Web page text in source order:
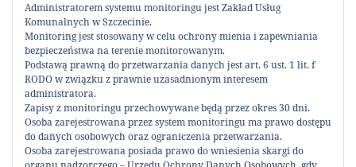
UDOSTĘPNIJ:
Administratorem systemu monitoringu jest Zakład Usług
Komunalnych w Szczecinie.
Monitoring jest stosowany w celu ochrony mienia i zapewniania
bezpieczeństwa na terenie monitorowanym.
Podstawą prawną do przetwarzania danych jest art. 6 ust. 1 lit. f
RODO w związku z prawnie uzasadnionym interesem
administratora.
Zapisy z monitoringu przechowywane będą przez okres 30 dni.
Osoba zarejestrowana przez system monitoringu ma prawo dostępu
do danych osobowych oraz ograniczenia przetwarzania.
Osoba zarejestrowana posiada prawo do wniesienia skargi do